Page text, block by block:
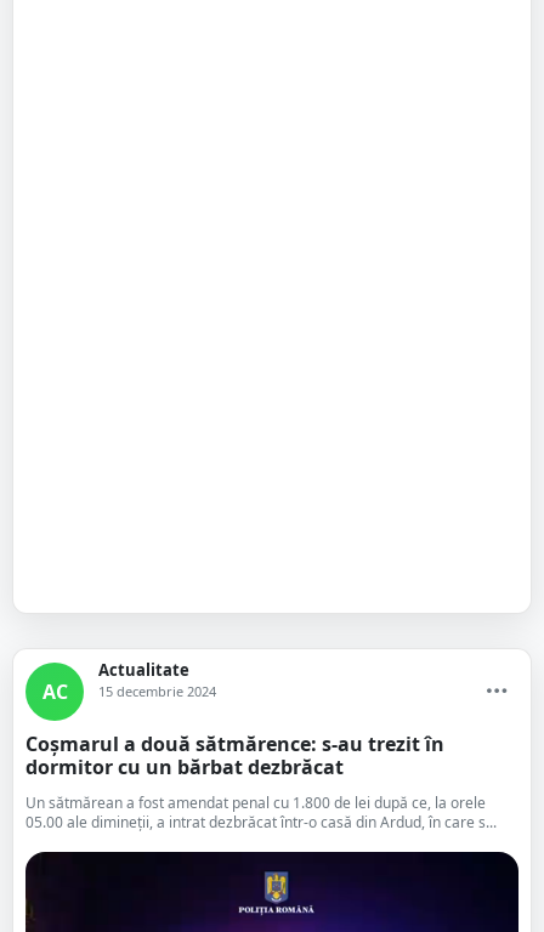
AC
Actualitate
15 decembrie 2024
Coșmarul a două sătmărence: s-au trezit în
dormitor cu un bărbat dezbrăcat
Un sătmărean a fost amendat penal cu 1.800 de lei după ce, la orele
05.00 ale dimineții, a intrat dezbrăcat într-o casă din Ardud, în care s...